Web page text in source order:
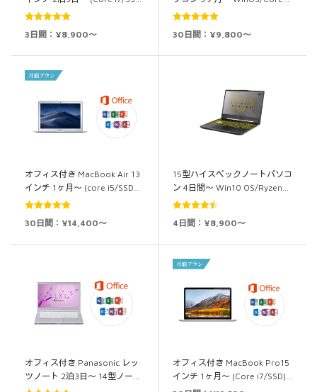
5段階中
3日間：¥8,900～ 5段階中 5.00
30日間：¥9,800～
オフィス付き MacBook Air 13
インチ 1ヶ月～ (core i5/SSD…
5段階中 5.00
30日間：¥14,400～
15型ハイスペックノートパソコ
ン 4日間～ Win10 OS/Ryzen…
5段階中
4日間：¥8,900～
オフィス付き Panasonic レッ
ツノート 2泊3日～ 14型ノー…
オフィス付き MacBook Pro15
インチ 1ヶ月～ (Core i7/SSD)…